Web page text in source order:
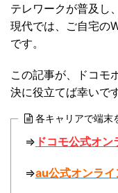
テレワークが普及し
現代では、ご自宅の
です。
この記事が、ドコモ
決に役立てば幸いです
各キャリアで端末
⇒ ドコモ公式オン
⇒au公式オンライ